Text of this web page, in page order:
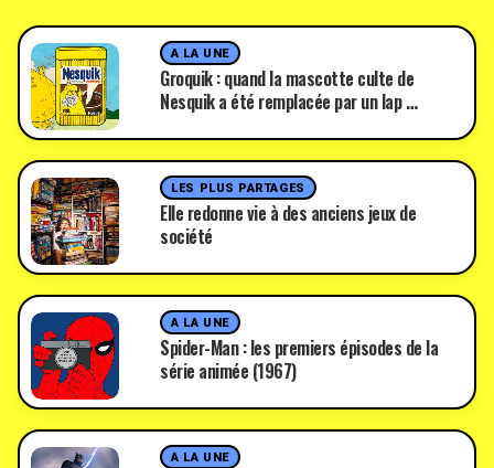
A LA UNE
Groquik : quand la mascotte culte de
Nesquik a été remplacée par un lap …
LES PLUS PARTAGES
Elle redonne vie à des anciens jeux de
société
A LA UNE
Spider-Man : les premiers épisodes de la
série animée (1967)
A LA UNE